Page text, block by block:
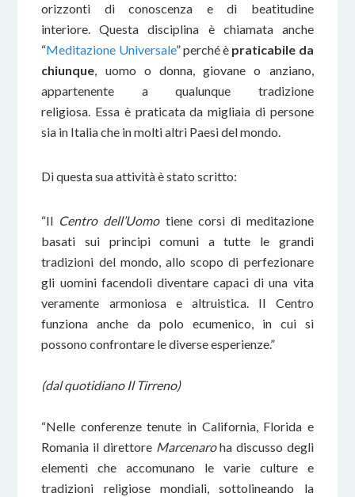
orizzonti di conoscenza e di beatitudine
interiore. Questa disciplina è chiamata anche
“Meditazione Universale” perché è praticabile da
chiunque, uomo o donna, giovane o anziano,
appartenente a qualunque tradizione
religiosa. Essa è praticata da migliaia di persone
sia in Italia che in molti altri Paesi del mondo.
Di questa sua attività è stato scritto:
“Il Centro dell’Uomotiene corsi di meditazione
basati sui principi comuni a tutte le grandi
tradizioni del mondo, allo scopo di perfezionare
gli uomini facendoli diventare capaci di una vita
veramente armoniosa e altruistica. Il Centro
funziona anche da polo ecumenico, in cui si
possono confrontare le diverse esperienze.”
(dal quotidiano Il Tirreno)
“Nelle conferenze tenute in California, Florida e
Romania il direttore Marcenaroha discusso degli
elementi che accomunano le varie culture e
tradizioni religiose mondiali, sottolineando la